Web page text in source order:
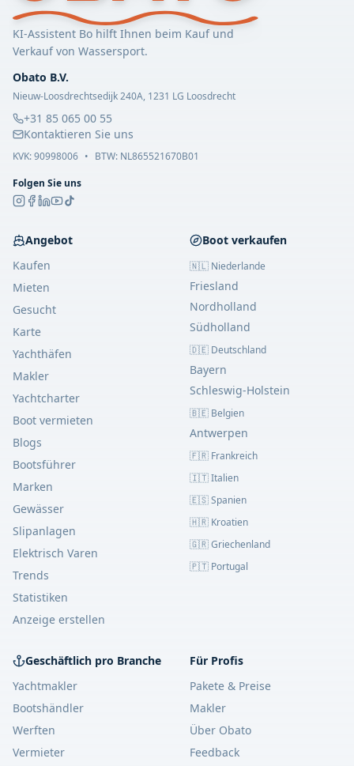
KI-Assistent Bo hilft Ihnen beim Kauf und
Verkauf von Wassersport.
Obato B.V.
Nieuw-Loosdrechtsedijk 240A, 1231 LG Loosdrecht
+31 85 065 00 55
Kontaktieren Sie uns
KVK:90998006 • BTW: NL865521670B01
Folgen Sie uns
Angebot
Kaufen
Mieten
Gesucht
Karte
Yachthäfen
Makler
Yachtcharter
Boot vermieten
Blogs
Bootsführer
Marken
Gewässer
Slipanlagen
Elektrisch Varen
Trends
Statistiken
Anzeige erstellen
Boot verkaufen
🇳🇱 Niederlande
Friesland
Nordholland
Südholland
🇩🇪 Deutschland
Bayern
Schleswig-Holstein
🇧🇪 Belgien
Antwerpen
🇫🇷 Frankreich
🇮🇹Italien
🇪🇸Spanien
🇭🇷 Kroatien
🇬🇷Griechenland
🇵🇹 Portugal
Geschäftlich pro Branche
Yachtmakler
Bootshändler
Werften
Vermieter
Für Profis
Pakete & Preise
Makler
Über Obato
Feedback